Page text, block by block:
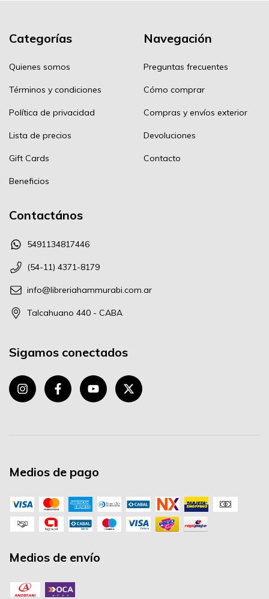
Categorías
Quienes somos
Términos y condiciones
Política de privacidad
Lista de precios
Gift Cards
Beneficios
Navegación
Preguntas frecuentes
Cómo comprar
Compras y envíos exterior
Devoluciones
Contacto
Contactános
5491134817446
(54-11) 4371-8179
info@libreriahammurabi.com.ar
Talcahuano 440 - CABA
Sigamos conectados
Medios de pago
Medios de envío